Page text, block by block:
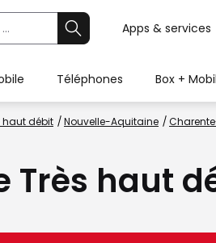
Apps & services
Téléphones Box +
haut débit Nouvelle-Aquitaine
Très haut